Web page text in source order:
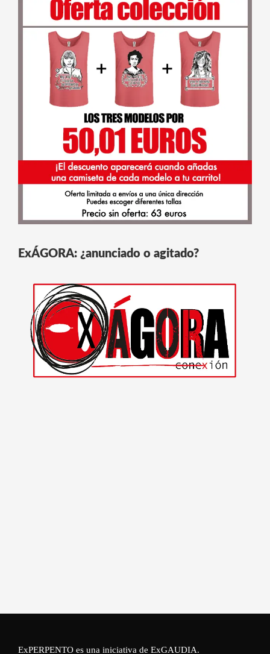
ExÁGORA: ¿anunciado o agitado?
ExPERPENTO es una iniciativa de ExGAUDIA.